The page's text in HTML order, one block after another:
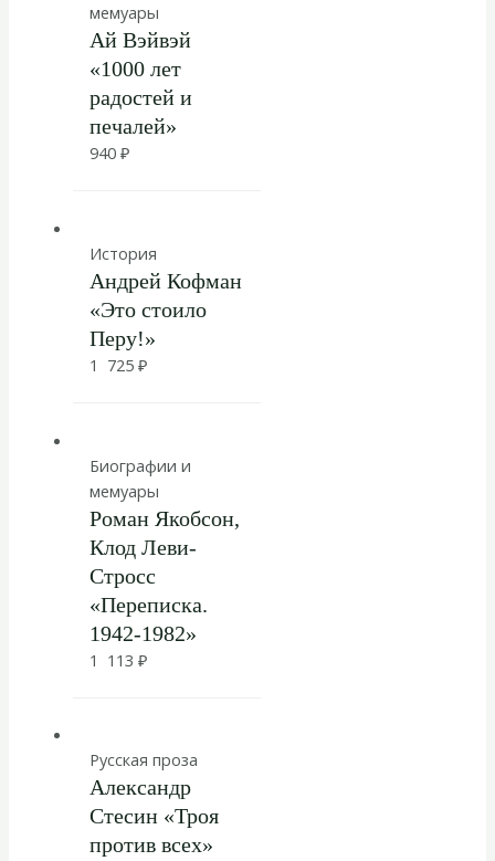
мемуары
Ай Вэйвэй
«1000 лет
радостей и
печалей»
940 ₽
История
Андрей Кофман
«Это стоило
Перу!»
1 725 ₽
Биографии и
мемуары
Роман Якобсон,
Клод Леви-
Стросс
«Переписка.
1942-1982»
1 113 ₽
Русская проза
Александр
Стесин «Троя
против всех»